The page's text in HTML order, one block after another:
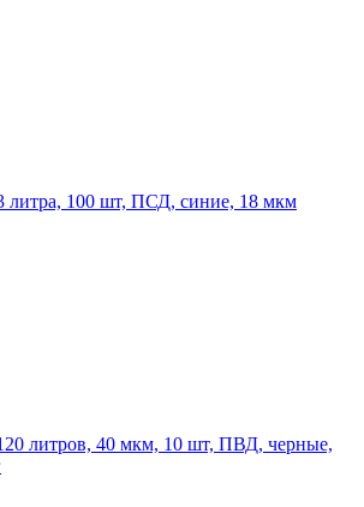
литра, 100 шт, ПСД, синие, 18 мкм
литров, 40 мкм, 10 шт, ПВД, черные,